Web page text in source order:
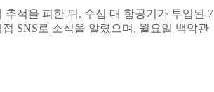
적을 피한 뒤, 수십 대 항공기가 투입된 7
SNS로 소식을 알렸으며, 월요일 백악관